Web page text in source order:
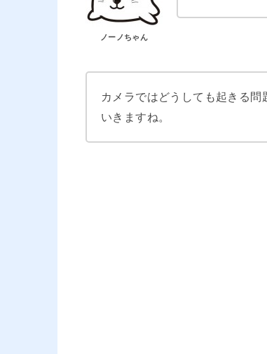
ノーノちゃん
カメラではどうしても起きる
いきますね。